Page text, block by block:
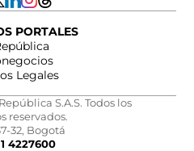
PORTALES
Legales
S.A.S. Todos los
reservados.
32, Bogotá
4227600